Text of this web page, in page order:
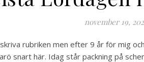
november 19,
rubriken men efter 9 år för mig
snart här. Idag står packning på